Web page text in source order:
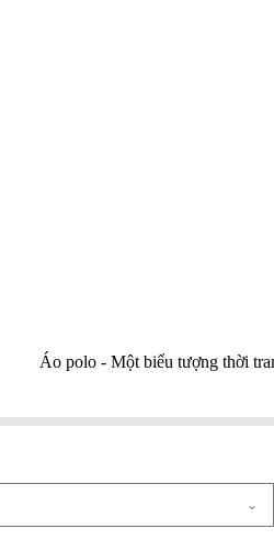
Áo polo - Một biểu tượng thời